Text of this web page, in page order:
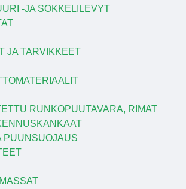
-JA SOKKELILEVYT
JA TARVIKKEET
RUNKOPUUTAVARA, RIMAT
PUUNSUOJAUS